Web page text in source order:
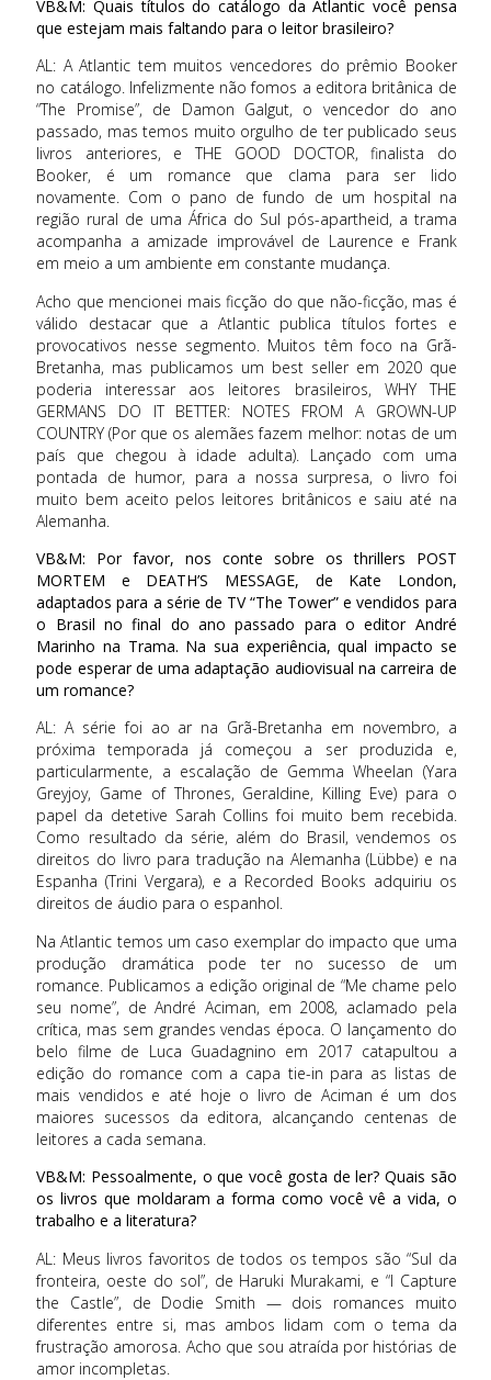
VB&M: Quais títulos do catálogo da Atlantic você pensa
que estejam mais faltando para o leitor brasileiro?
AL: A Atlantic tem muitos vencedores do prêmio Booker
no catálogo. Infelizmente não fomos a editora britânica de
“The Promise”, de Damon Galgut, o vencedor do ano
passado, mas temos muito orgulho de ter publicado seus
livros anteriores, e THE GOOD DOCTOR, finalista do
Booker, é um romance que clama para ser lido
novamente. Com o pano de fundo de um hospital na
região rural de uma África do Sul pós-apartheid, a trama
acompanha a amizade improvável de Laurence e Frank
em meio a um ambiente em constante mudança.
Acho que mencionei mais ficção do que não-ficção, mas é
válido destacar que a Atlantic publica títulos fortes e
provocativos nesse segmento. Muitos têm foco na Grã-
Bretanha, mas publicamos um best seller em 2020 que
poderia interessar aos leitores brasileiros, WHY THE
GERMANS DO IT BETTER: NOTES FROM A GROWN-UP
COUNTRY (Por que os alemães fazem melhor: notas de um
país que chegou à idade adulta). Lançado com uma
pontada de humor, para a nossa surpresa, o livro foi
muito bem aceito pelos leitores britânicos e saiu até na
Alemanha.
VB&M: Por favor, nos conte sobre os thrillers POST
MORTEM e DEATH’S MESSAGE, de Kate London,
adaptados para a série de TV “The Tower” e vendidos para
o Brasil no final do ano passado para o editor André
Marinho na Trama. Na sua experiência, qual impacto se
pode esperar de uma adaptação audiovisual na carreira de
um romance?
AL: A série foi ao ar na Grã-Bretanha em novembro, a
próxima temporada já começou a ser produzida e,
particularmente, a escalação de Gemma Wheelan (Yara
Greyjoy, Game of Thrones, Geraldine, Killing Eve) para o
papel da detetive Sarah Collins foi muito bem recebida.
Como resultado da série, além do Brasil, vendemos os
direitos do livro para tradução na Alemanha (Lübbe) e na
Espanha (Trini Vergara), e a Recorded Books adquiriu os
direitos de áudio para o espanhol.
Na Atlantic temos um caso exemplar do impacto que uma
produção dramática pode ter no sucesso de um
romance. Publicamos a edição original de “Me chame pelo
seu nome”, de André Aciman, em 2008, aclamado pela
crítica, mas sem grandes vendas época. O lançamento do
belo filme de Luca Guadagnino em 2017 catapultou a
edição do romance com a capa tie-in para as listas de
mais vendidos e até hoje o livro de Aciman é um dos
maiores sucessos da editora, alcançando centenas de
leitores a cada semana.
VB&M: Pessoalmente, o que você gosta de ler? Quais são
os livros que moldaram a forma como você vê a vida, o
trabalho e a literatura?
AL: Meus livros favoritos de todos os tempos são “Sul da
fronteira, oeste do sol”, de Haruki Murakami, e “I Capture
the Castle”, de Dodie Smith — dois romances muito
diferentes entre si, mas ambos lidam com o tema da
frustração amorosa. Acho que sou atraída por histórias de
amor incompletas.